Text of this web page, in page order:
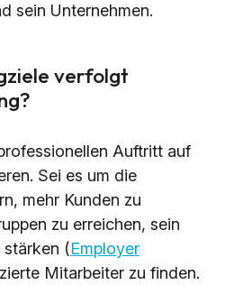
sein Unternehmen.
verfolgt
Auftritt auf
Sei es um die
mehr Kunden zu
zu erreichen, sein
stärken (Employer
Mitarbeiter zu finden.